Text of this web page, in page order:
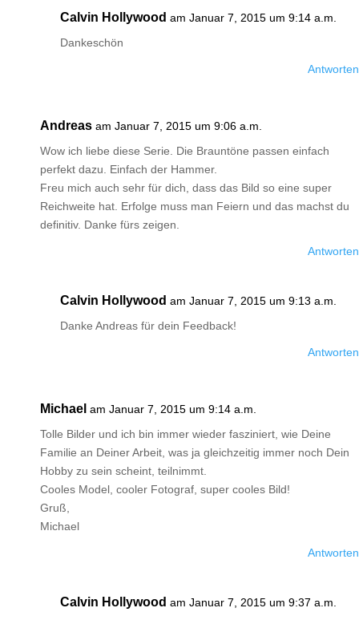
Calvin Hollywood am Januar 7, 2015 um 9:14 a.m.
Dankeschön
Antworten
Andreas am Januar 7, 2015 um 9:06 a.m.
Wow ich liebe diese Serie. Die Brauntöne passen einfach
perfekt dazu. Einfach der Hammer.
Freu mich auch sehr für dich, dass das Bild so eine super
Reichweite hat. Erfolge muss man Feiern und das machst du
definitiv. Danke fürs zeigen.
Antworten
Calvin Hollywood am Januar 7, 2015 um 9:13 a.m.
Danke Andreas für dein Feedback!
Antworten
Michael am Januar 7, 2015 um 9:14 a.m.
Tolle Bilder und ich bin immer wieder fasziniert, wie Deine
Familie an Deiner Arbeit, was ja gleichzeitig immer noch Dein
Hobby zu sein scheint, teilnimmt.
Cooles Model, cooler Fotograf, super cooles Bild!
Gruß,
Michael
Antworten
Calvin Hollywood am Januar 7, 2015 um 9:37 a.m.